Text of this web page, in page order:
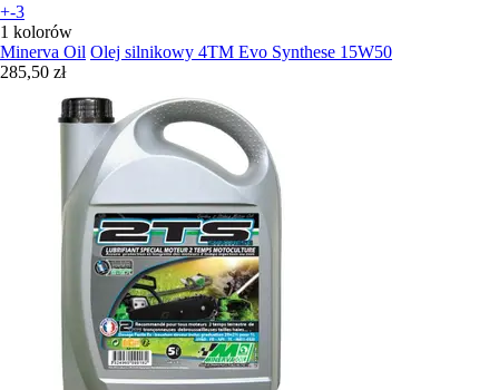
+-3
1 kolorów
Minerva Oil Olej silnikowy 4TM Evo Synthese 15W50
285,50 zł